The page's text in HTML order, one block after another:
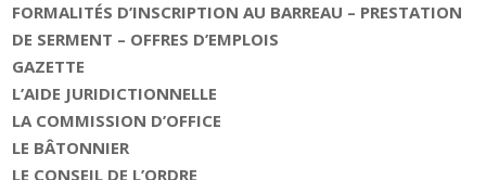
FORMALITÉS D’INSCRIPTION AU BARREAU – PRESTATION
DE SERMENT – OFFRES D’EMPLOIS
GAZETTE
L’AIDE JURIDICTIONNELLE
LA COMMISSION D’OFFICE
LE BÂTONNIER
LE CONSEIL DE L’ORDRE